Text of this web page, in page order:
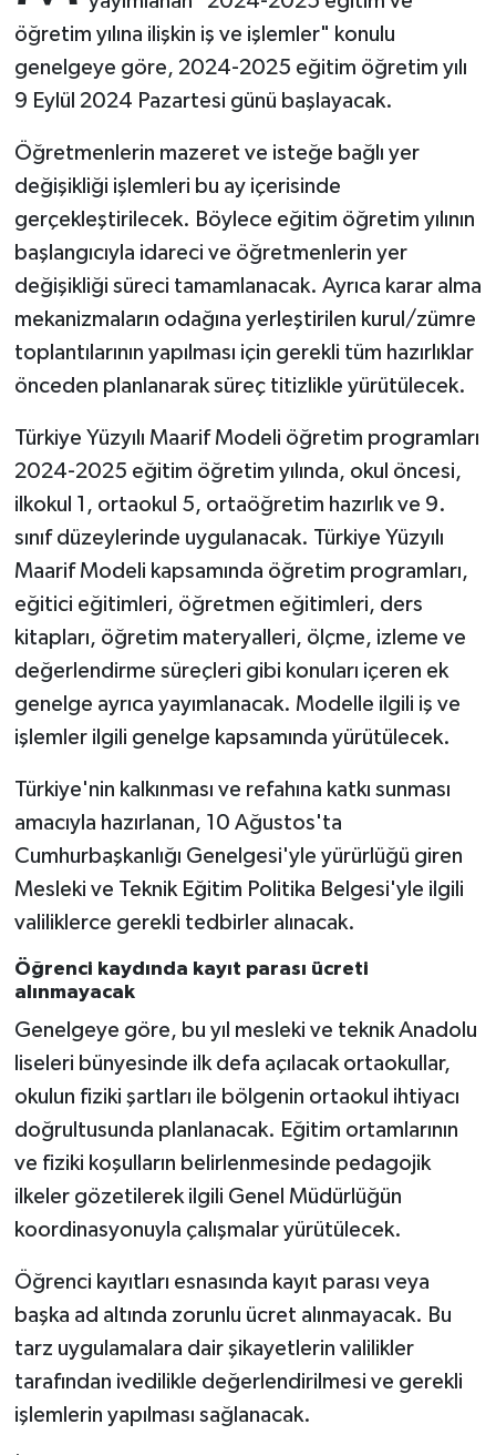
öğretim yılına ilişkin iş ve işlemler" konulu
genelgeye göre, 2024-2025 eğitim öğretim yılı
9 Eylül 2024 Pazartesi günü başlayacak.
Öğretmenlerin mazeret ve isteğe bağlı yer
değişikliği işlemleri bu ay içerisinde
gerçekleştirilecek. Böylece eğitim öğretim yılının
başlangıcıyla idareci ve öğretmenlerin yer
değişikliği süreci tamamlanacak. Ayrıca karar alma
mekanizmaların odağına yerleştirilen kurul/zümre
toplantılarının yapılması için gerekli tüm hazırlıklar
önceden planlanarak süreç titizlikle yürütülecek.
Türkiye Yüzyılı Maarif Modeli öğretim programları
2024-2025 eğitim öğretim yılında, okul öncesi,
ilkokul 1, ortaokul 5, ortaöğretim hazırlık ve 9.
sınıf düzeylerinde uygulanacak. Türkiye Yüzyılı
Maarif Modeli kapsamında öğretim programları,
eğitici eğitimleri, öğretmen eğitimleri, ders
kitapları, öğretim materyalleri, ölçme, izleme ve
değerlendirme süreçleri gibi konuları içeren ek
genelge ayrıca yayımlanacak. Modelle ilgili iş ve
işlemler ilgili genelge kapsamında yürütülecek.
Türkiye'nin kalkınması ve refahına katkı sunması
amacıyla hazırlanan, 10 Ağustos'ta
Cumhurbaşkanlığı Genelgesi'yle yürürlüğü giren
Mesleki ve Teknik Eğitim Politika Belgesi'yle ilgili
valiliklerce gerekli tedbirler alınacak.
Öğrenci kaydında kayıt parası ücreti
alınmayacak
Genelgeye göre, bu yıl mesleki ve teknik Anadolu
liseleri bünyesinde ilk defa açılacak ortaokullar,
okulun fiziki şartları ile bölgenin ortaokul ihtiyacı
doğrultusunda planlanacak. Eğitim ortamlarının
ve fiziki koşulların belirlenmesinde pedagojik
ilkeler gözetilerek ilgili Genel Müdürlüğün
koordinasyonuyla çalışmalar yürütülecek.
Öğrenci kayıtları esnasında kayıt parası veya
başka ad altında zorunlu ücret alınmayacak. Bu
tarz uygulamalara dair şikayetlerin valilikler
tarafından ivedilikle değerlendirilmesi ve gerekli
işlemlerin yapılması sağlanacak.
Bitlis Müftülüğü
Bolu Müftülüğü
Burdur Müftülüğü
Bursa Müftülüğü
Çanakkale Müftülüğü
Çankırı Müftülüğü
Çorum Müftülüğü
Denizli Müftülüğü
Diyarbakır Müftülüğü
Düzce Müftülüğü
Edirne Müftülüğü
Elazığ Müftülüğü
Erzincan Müftülüğü
Erzurum Müftülüğü
Eskişehir Müftülüğü
Gaziantep Müftülüğü
Hakkari Müftülüğü
Hatay Müftülüğü
Isparta Müftülüğü
İstanbul Müftülüğü
İzmir Müftülüğü
Kahramanmaraş Müftülüğü
Sağlık
Makaleler
Ekonomi
Duyurular
Podcast
Biyografiler
Diyanet TV
İhtida Haberleri
YAŞAM